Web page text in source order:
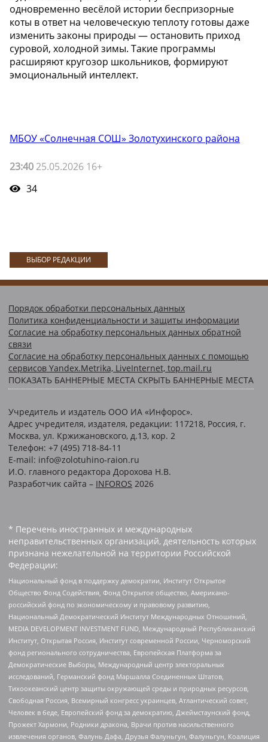
одновременно весёлой истории беспризорные
коты в ответ на человеческую теплоту готовы даже
изменить законы природы — остановить приход
суровой, холодной зимы. Такие программы
расширяют кругозор школьников, формируют
эмоциональный интеллект.
МБОУ «Солнечная СОШ» Золотухинского района
23:40 25.05.2026 16+
34
ВЫБОР РЕДАКЦИИ
Порядок обработки персональных данных
Политика конфиденциальности и защиты информации
Согласие на обработку персональных данных обратной
связи
Согласие на обработку персональных данных с помощью
сервисов Yandex.Metrika, LiveInternet, top.mail.ru
ПОКАЗАТЬ БАННЕРНЫЕ МЕСТА СКРЫТЬ БАННЕРНЫЕ МЕСТА
Учредитель и издатель ООО ИА «Инфорос».
Адрес учредителя, издателя, редакции: 117218, Россия, г.
Москва, ул. Кржижановского, д.13, кор. 2
Телефон: +7 (495) 718-84-11
E-mail: info@zolotuhino-raion.ru
И.О. главного редактора Дорохова Н.В.
Разработчик сайта – INFOROS 2026
* Перечень иностранных и международных
неправительственных организаций, деятельность которых
признана нежелательной на территории Российской
Федерации:
Национальный фонд в поддержку демократии, Институт Открытое
Общество Фонд Содействия, Фонд Открытое общество, Американо-
российский фонд по экономическому и правовому развитию,
Национальный Демократический Институт Международных Отношений,
MEDIA DEVELOPMENT INVESTMENT FUND, Международный Республиканский
Институт, Открытая Россия, Институт современной России, Черноморский
фонд регионального сотрудничества, Европейская Платформа за
Демократические Выборы, Международный центр электоральных
исследований, Германский фонд Маршалла Соединенных Штатов,
Тихоокеанский центр защиты окружающей среды и природных ресурсов,
Свободная Россия, Всемирный конгресс украинцев, Атлантический совет,
Человек в беде, Европейский фонд за демократию, Джеймстаунский фонд,
Прожект Хармони, Родники дракона, Врачи против насильственного
извлечения органов, Фалунь Дафа, Друзья Фалуньгун, Фалуньгун, Коалиция